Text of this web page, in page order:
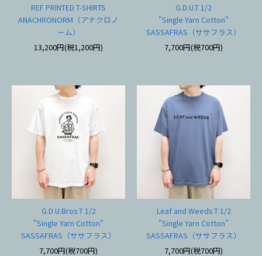
REF PRINTED T-SHIRTS
ANACHRONORM（アナクロノ
ーム）
13,200円(税1,200円)
G.D.U.T 1/2
"Single Yarn Cotton"
SASSAFRAS（ササフラス）
7,700円(税700円)
G.D.U.Bros T 1/2
"Single Yarn Cotton"
SASSAFRAS（ササフラス）
7,700円(税700円)
Leaf and Weeds T 1/2
"Single Yarn Cotton"
SASSAFRAS（ササフラス）
7,700円(税700円)